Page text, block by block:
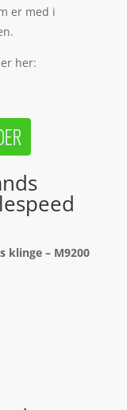
er med i
her:
klinge – M9200